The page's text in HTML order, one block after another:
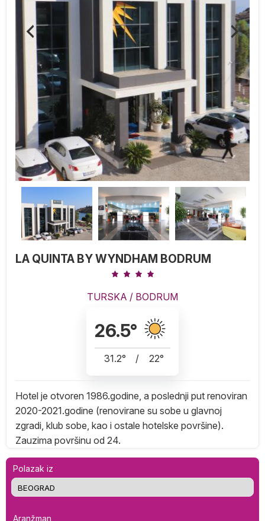
LA QUINTA BY WYNDHAM BODRUM
TURSKA / BODRUM
26.5°
31.2° / 22°
Hotel je otvoren 1986.godine, a poslednji put renoviran
2020-2021.godine (renovirane su sobe u glavnoj
zgradi, klub sobe, kao i ostale hotelske površine).
Zauzima površinu od 24.
Polazak iz
Aranžman